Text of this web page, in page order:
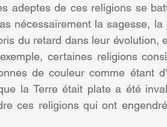
adeptes de ces religions se
nécessairement la sagesse,
du retard dans leur évolution,
certaines religions
de couleur comme étant
la Terre était plate a été
ces religions qui ont